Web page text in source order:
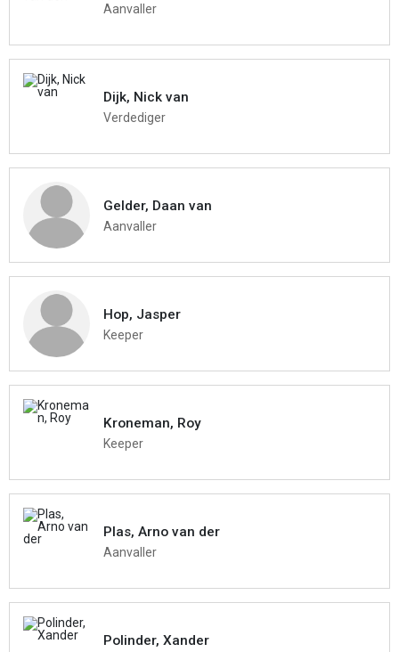
Aanvaller
Dijk, Nick van
Verdediger
Gelder, Daan van
Aanvaller
Hop, Jasper
Keeper
Kroneman, Roy
Keeper
Plas, Arno van der
Aanvaller
Polinder, Xander